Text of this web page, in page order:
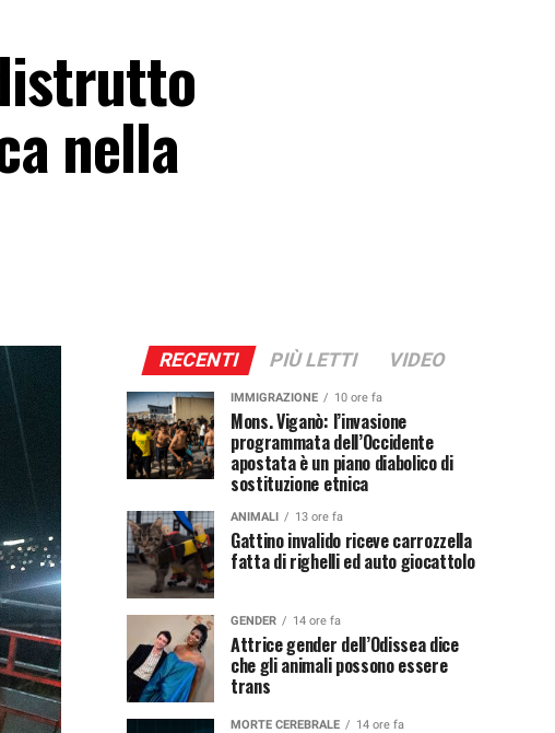
nella
RECENTI PIÙ LETTI VIDEO
IMMIGRAZIONE 10 ore fa
Mons. Viganò: l’invasione
programmata dell’Occidente
apostata è un piano diabolico di
sostituzione etnica
ANIMALI 13 ore fa
Gattino invalido riceve carrozzella
fatta di righelli ed auto giocattolo
GENDER 14 ore fa
Attrice gender dell’Odissea dice
che gli animali possono essere
trans
MORTE CEREBRALE 14 ore fa